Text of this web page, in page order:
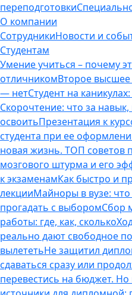
переподготовки
О компании
СотрудникиНовости и
Студентам
Умение учиться – почему
отличникомВторое высшее
— нетСтудент на
Скорочтение: что за
освоитьПрезентация к
студента при ее
новая жизнь. ТОП советов
мозгового штурма и его
к экзаменамКак быстро и
лекцииМайноры в вузе:
прогадать с выборомСбор
работы: где, как, сколько
реально дают свободное
вылететьНе защитил
сдаваться сразу или
перевестись на бюджет. Но